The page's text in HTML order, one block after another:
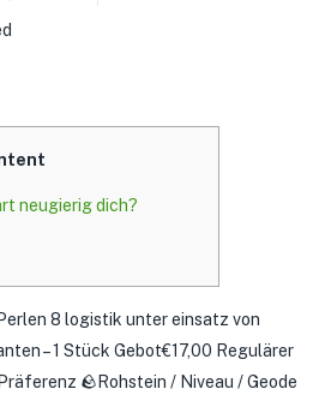
neugierig dich?
8 logistik unter einsatz von
– 1 Stück Gebot€17,00 Regulärer
🪨Rohstein / Niveau / Geode